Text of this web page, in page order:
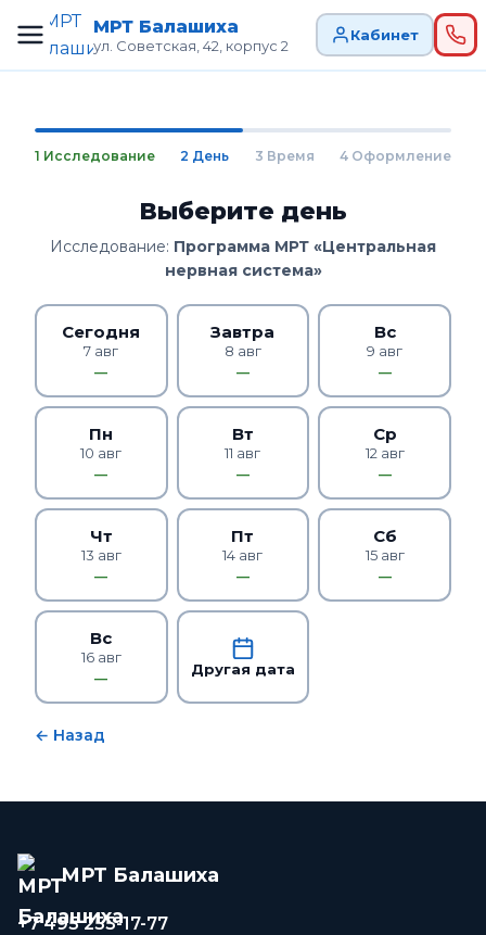
МРТ Балашиха
ул. Советская, 42, корпус 2
Кабинет
1 Исследование 2 День 3 Время 4 Оформление
Выберите день
Исследование: Программа МРТ «Центральная
нервная система»
Сегодня
7 авг
—
Завтра
8 авг
—
Вс
9 авг
—
Пн
10 авг
—
Вт
11 авг
—
Ср
12 авг
—
Чт
13 авг
—
Пт
14 авг
—
Сб
15 авг
—
Вс
16 авг
—
Другая дата
← Назад
МРТ Балашиха
+7 495 255-17-77